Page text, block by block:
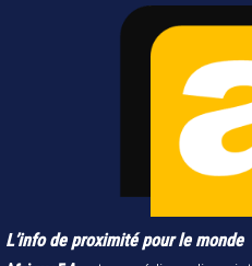
L’info de proximité pour le monde